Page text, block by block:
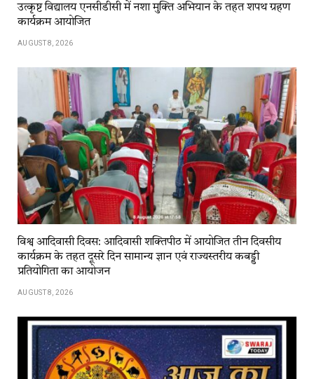
उत्कृष्ट विद्यालय एनसीडीसी में नशा मुक्ति अभियान के तहत शपथ ग्रहण
कार्यक्रम आयोजित
AUGUST 8, 2026
विश्व आदिवासी दिवस: आदिवासी शक्तिपीठ में आयोजित तीन दिवसीय
कार्यक्रम के तहत दूसरे दिन सामान्य ज्ञान एवं राज्यस्तरीय कबड्डी
प्रतियोगिता का आयोजन
AUGUST 8, 2026